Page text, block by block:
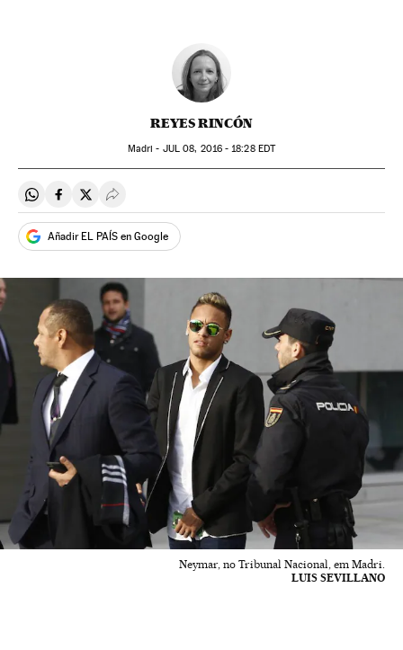
REYES RINCÓN
Madri - JUL 08, 2016 - 18:28EDT
Compartir en Whatsapp
Compartir en Facebook
Compartir en Twitter
Desplegar Redes Sociales
Añadir EL PAÍS en Google
Neymar, no Tribunal Nacional, em Madri.
LUIS SEVILLANO